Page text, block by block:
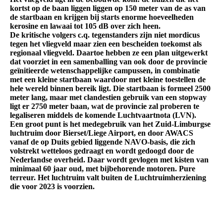
kortst op de baan liggen liggen op 150 meter van de as van
de startbaan en krijgen bij starts enorme hoeveelheden
kerosine en lawaai tot 105 dB over zich heen.
De kritische volgers c.q. tegenstanders zijn niet mordicus
tegen het vliegveld maar zien een bescheiden toekomst als
regionaal vliegveld. Daartoe hebben ze een plan uitgewerkt
dat voorziet in een samenballing van ook door de provincie
geïnitieerde wetenschappelijke campussen, in combinatie
met een kleine startbaan waardoor met kleine toestellen de
hele wereld binnen bereik ligt. Die startbaan is formeel 2500
meter lang, maar met clandestien gebruik van een stopway
ligt er 2750 meter baan, wat de provincie zal proberen te
legaliseren middels de komende Luchtvaartnota (LVN).
Een groot punt is het medegebruik van het Zuid-Limburgse
luchtruim door Bierset/Liege Airport, en door AWACS
vanaf de op Duits gebied liggende NAVO-basis, die zich
volstrekt wetteloos gedraagt en wordt gedoogd door de
Nederlandse overheid. Daar wordt gevlogen met kisten van
minimaal 60 jaar oud, met bijbehorende motoren. Pure
terreur. Het luchtruim valt buiten de Luchtruimherziening
die voor 2023 is voorzien.